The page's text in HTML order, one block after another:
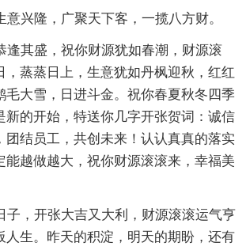
意兴隆，广聚天下客，一揽八方财。
逢其盛，祝你财源犹如春潮，财源滚
，蒸蒸日上，生意犹如丹枫迎秋，红红
毛大雪，日进斗金。祝你春夏秋冬四季
新的开始，特送你几字开张贺词：诚信
团结员工，共创未来！认认真真的落实
能越做越大，祝你财源滚滚来，幸福美
子，开张大吉又大利，财源滚滚运气亨
人生。昨天的积淀，明天的期盼，还有